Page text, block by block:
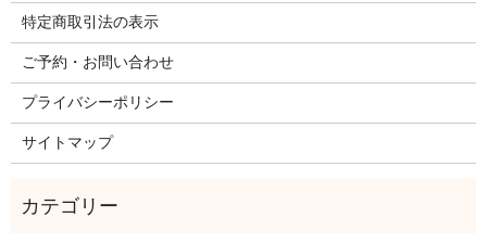
特定商取引法の表示
ご予約・お問い合わせ
プライバシーポリシー
サイトマップ